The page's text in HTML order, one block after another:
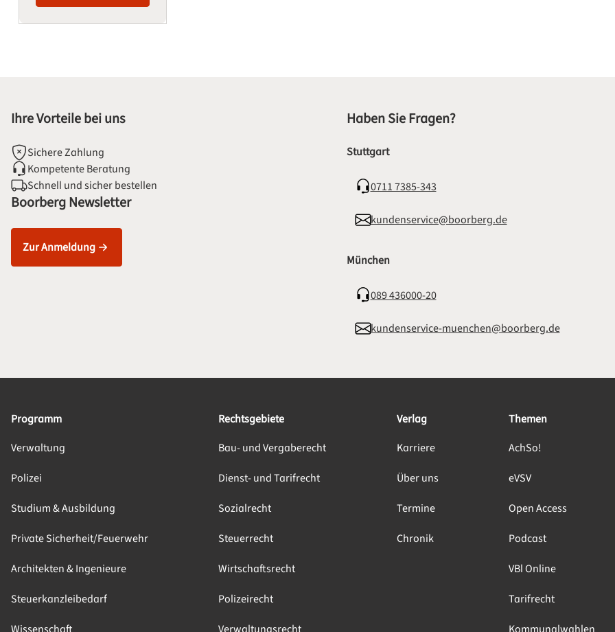
Ihre Vorteile bei uns
Sichere Zahlung
Kompetente Beratung
Schnell und sicher bestellen
Boorberg Newsletter
Zur Anmeldung
Haben Sie Fragen?
Stuttgart
0711 7385-343
kundenservice@boorberg.de
München
089 436000-20
kundenservice-muenchen@boorberg.de
Programm
Verwaltung
Polizei
Studium & Ausbildung
Private Sicherheit/Feuerwehr
Architekten & Ingenieure
Steuerkanzleibedarf
Rechtsgebiete
Bau- und Vergaberecht
Dienst- und Tarifrecht
Sozialrecht
Steuerrecht
Wirtschaftsrecht
Polizeirecht
Verlag
Karriere
Über uns
Termine
Chronik
Themen
AchSo!
eVSV
Open Access
Podcast
VBl Online
Tarifrecht